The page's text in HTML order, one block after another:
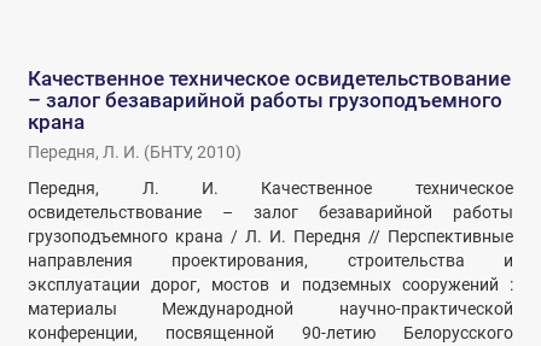
Качественное техническое освидетельствование
– залог безаварийной работы грузоподъемного
крана
Передня, Л. И. (БНТУ,2010)
Передня, Л. И. Качественное техническое
освидетельствование – залог безаварийной работы
грузоподъемного крана / Л. И. Передня // Перспективные
направления проектирования, строительства и
эксплуатации дорог, мостов и подземных сооружений :
материалы Международной научно-практической
конференции, посвященной 90-летию Белорусского